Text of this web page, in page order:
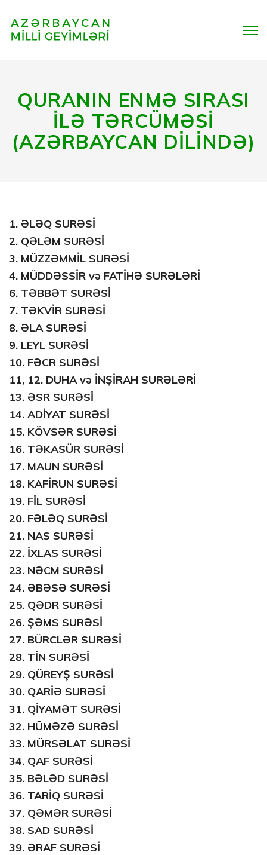
QURANIN ENMƏ SIRASI
İLƏ TƏRCÜMƏSİ
(AZƏRBAYCAN DİLİNDƏ)
1. ƏLƏQ SURƏSİ
2. QƏLƏM SURƏSİ
3. MÜZZƏMMİL SURƏSİ
4. MÜDDƏSSİR və FATİHƏ SURƏLƏRİ
6. TƏBBƏT SURƏSİ
7. TƏKVİR SURƏSİ
8. ƏLA SURƏSİ
9. LEYL SURƏSİ
10. FƏCR SURƏSİ
11, 12. DUHA və İNŞİRAH SURƏLƏRİ
13. ƏSR SURƏSİ
14. ADİYAT SURƏSİ
15. KÖVSƏR SURƏSİ
16. TƏKASÜR SURƏSİ
17. MAUN SURƏSİ
18. KAFİRUN SURƏSİ
19. FİL SURƏSİ
20. FƏLƏQ SURƏSİ
21. NAS SURƏSİ
22. İXLAS SURƏSİ
23. NƏCM SURƏSİ
24. ƏBƏSƏ SURƏSİ
25. QƏDR SURƏSİ
26. ŞƏMS SURƏSİ
27. BÜRCLƏR SURƏSİ
28. TİN SURƏSİ
29. QÜREYŞ SURƏSİ
30. QARİƏ SURƏSİ
31. QİYAMƏT SURƏSİ
32. HÜMƏZƏ SURƏSİ
33. MÜRSƏLAT SURƏSİ
34. QAF SURƏSİ
35. BƏLƏD SURƏSİ
36. TARİQ SURƏSİ
37. QƏMƏR SURƏSİ
38. SAD SURƏSİ
39. ƏRAF SURƏSİ